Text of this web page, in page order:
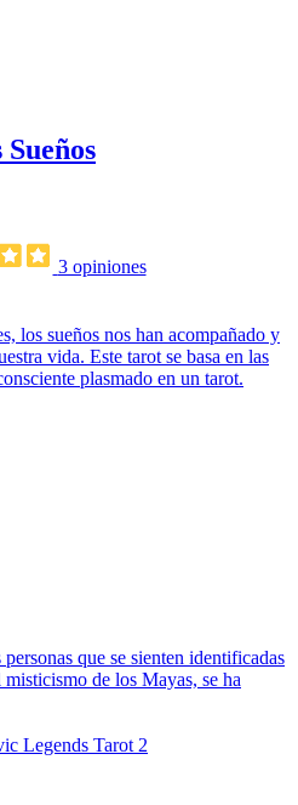
3 opiniones
los sueños nos han acompañado y
vida. Este tarot se basa en las
plasmado en un tarot.
que se sienten identificadas
de los Mayas, se ha